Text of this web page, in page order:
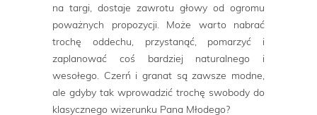
na targi, dostaje zawrotu głowy od ogromu
poważnych propozycji. Może warto nabrać
trochę oddechu, przystanąć, pomarzyć i
zaplanować coś bardziej naturalnego i
wesołego. Czerń i granat są zawsze modne,
ale gdyby tak wprowadzić trochę swobody do
klasycznego wizerunku Pana Młodego?